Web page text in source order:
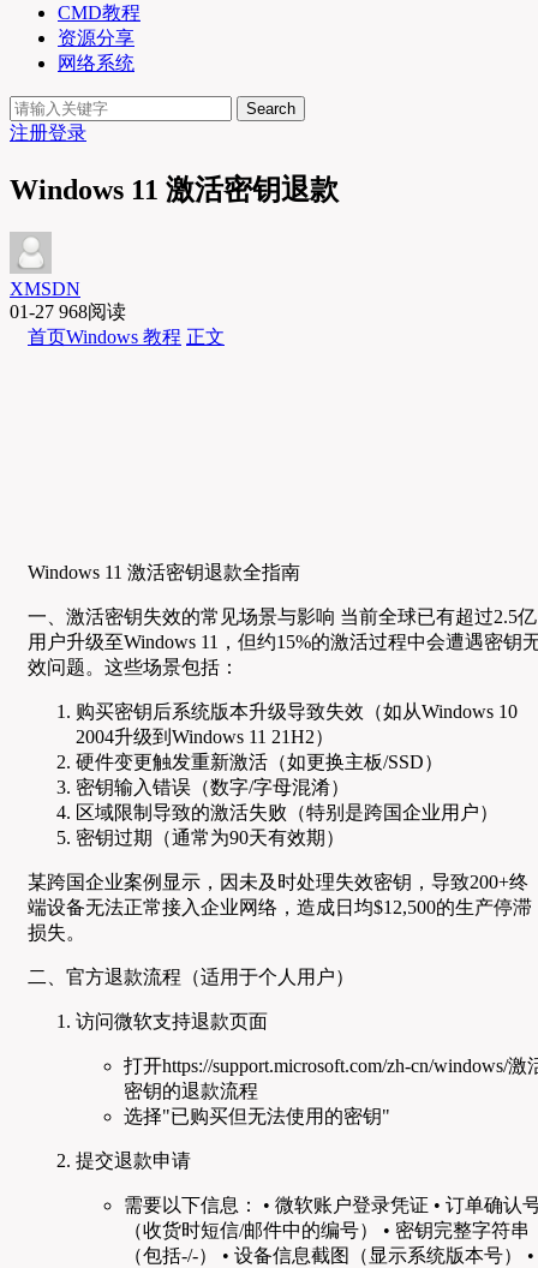
CMD教程
资源分享
网络系统
Search
注册登录
Windows 11 激活密钥退款
XMSDN
01-27 968阅读
首页Windows 教程 正文
Windows 11 激活密钥退款全指南
一、激活密钥失效的常见场景与影响 当前全球已有超过2.5亿
用户升级至Windows 11，但约15%的激活过程中会遭遇密钥
效问题。这些场景包括：
购买密钥后系统版本升级导致失效（如从Windows 10
2004升级到Windows 11 21H2）
硬件变更触发重新激活（如更换主板/SSD）
密钥输入错误（数字/字母混淆）
区域限制导致的激活失败（特别是跨国企业用户）
密钥过期（通常为90天有效期）
某跨国企业案例显示，因未及时处理失效密钥，导致200+终
端设备无法正常接入企业网络，造成日均$12,500的生产停滞
损失。
二、官方退款流程（适用于个人用户）
访问微软支持退款页面
打开https://support.microsoft.com/zh-cn/windows/激
密钥的退款流程
选择"已购买但无法使用的密钥"
提交退款申请
需要以下信息： • 微软账户登录凭证 • 订单确认
（收货时短信/邮件中的编号） • 密钥完整字符串
（包括-/-） • 设备信息截图（显示系统版本号） •